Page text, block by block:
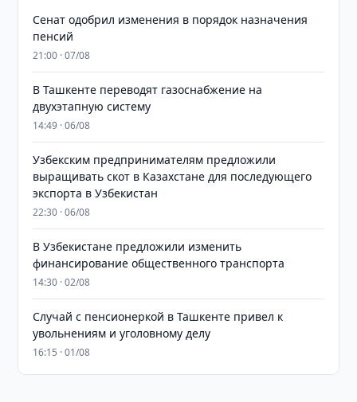
Сенат одобрил изменения в порядок назначения
пенсий
21:00 · 07/08
В Ташкенте переводят газоснабжение на
двухэтапную систему
14:49 · 06/08
Узбекским предпринимателям предложили
выращивать скот в Казахстане для последующего
экспорта в Узбекистан
22:30 · 06/08
В Узбекистане предложили изменить
финансирование общественного транспорта
14:30 · 02/08
Случай с пенсионеркой в Ташкенте привел к
увольнениям и уголовному делу
16:15 · 01/08